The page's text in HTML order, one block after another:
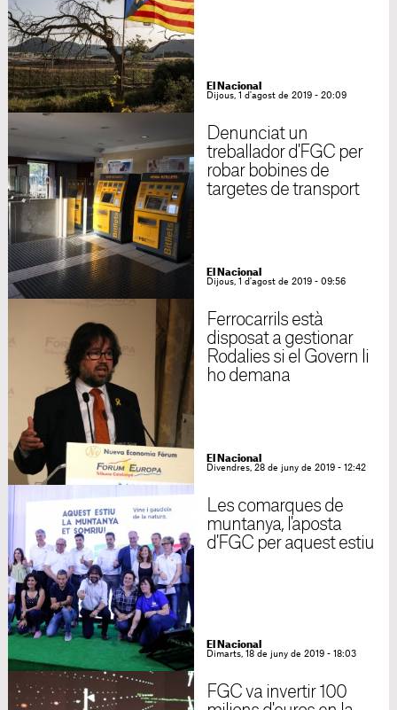
El Nacional
Dijous, 1 d'agost de 2019 - 20:09
Denunciat un
treballador d'FGC per
robar bobines de
targetes de transport
El Nacional
Dijous, 1 d'agost de 2019 - 09:56
Ferrocarrils està
disposat a gestionar
Rodalies si el Govern li
ho demana
El Nacional
Divendres, 28 de juny de 2019 - 12:42
Les comarques de
muntanya, l'aposta
d'FGC per aquest estiu
El Nacional
Dimarts, 18 de juny de 2019 - 18:03
FGC va invertir 100